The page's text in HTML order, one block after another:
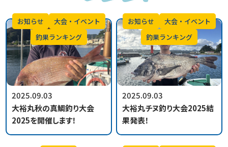
2025.09.03
お知らせ
大会・イベント
釣果ランキング
大裕丸秋の真鯛釣り大会
2025を開催します！
2025.09.03
お知らせ
大会・イベント
釣果ランキング
大裕丸チヌ釣り大会2025結
果発表！